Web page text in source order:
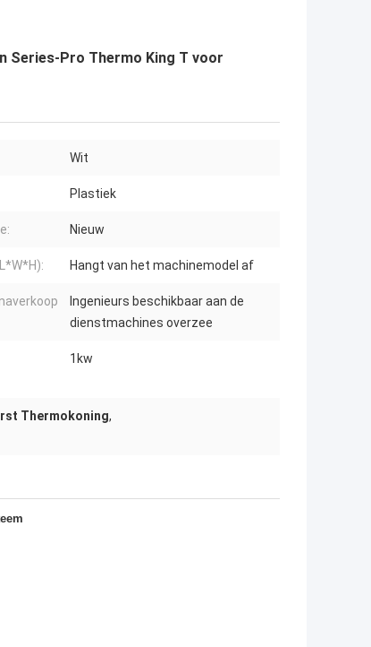
Series-Pro Thermo King T voor
Wit
Plastiek
Nieuw
Hangt van het machinemodel af
Ingenieurs beschikbaar aan de
dienstmachines overzee
1kw
Thermokoning,